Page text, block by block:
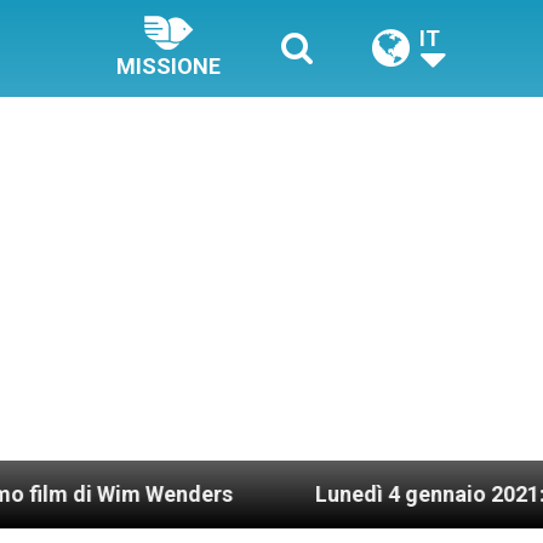
MISSIONE
IT
Wenders Lunedì 4 gennaio 2021: Possesso